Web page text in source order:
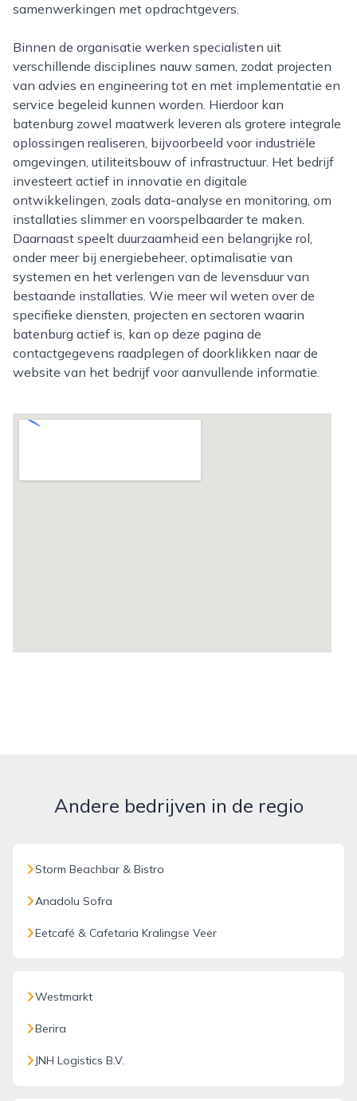
samenwerkingen met opdrachtgevers.
Binnen de organisatie werken specialisten uit
verschillende disciplines nauw samen, zodat projecten
van advies en engineering tot en met implementatie en
service begeleid kunnen worden. Hierdoor kan
batenburg zowel maatwerk leveren als grotere integrale
oplossingen realiseren, bijvoorbeeld voor industriële
omgevingen, utiliteitsbouw of infrastructuur. Het bedrijf
investeert actief in innovatie en digitale
ontwikkelingen, zoals data-analyse en monitoring, om
installaties slimmer en voorspelbaarder te maken.
Daarnaast speelt duurzaamheid een belangrijke rol,
onder meer bij energiebeheer, optimalisatie van
systemen en het verlengen van de levensduur van
bestaande installaties. Wie meer wil weten over de
specifieke diensten, projecten en sectoren waarin
batenburg actief is, kan op deze pagina de
contactgegevens raadplegen of doorklikken naar de
website van het bedrijf voor aanvullende informatie.
Andere bedrijven in de regio
Storm Beachbar & Bistro
Anadolu Sofra
Eetcafé & Cafetaria Kralingse Veer
Westmarkt
Berira
JNH Logistics B.V.